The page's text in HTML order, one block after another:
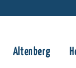
Altenberg